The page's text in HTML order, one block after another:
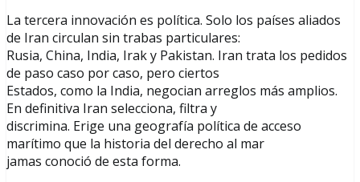
La tercera innovación es política. Solo los países aliados
de Iran circulan sin trabas particulares:
Rusia, China, India, Irak y Pakistan. Iran trata los pedidos
de paso caso por caso, pero ciertos
Estados, como la India, negocian arreglos más amplios.
En definitiva Iran selecciona, filtra y
discrimina. Erige una geografía política de acceso
marítimo que la historia del derecho al mar
jamas conoció de esta forma.